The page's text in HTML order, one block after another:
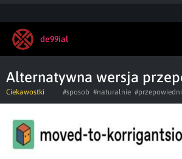
de99ial
Alternatywna wersja
Ciekawostki #sposob #naturalnie